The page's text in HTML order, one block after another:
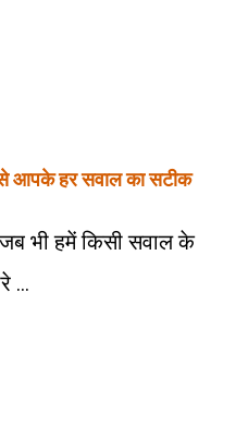
से आपके हर सवाल का सटीक
भी हमें किसी सवाल के
...